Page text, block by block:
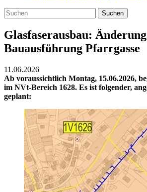
Suchen
Glasfaserausbau: Änderung
Bauausführung Pfarrgasse
11.06.2026
Ab voraussichtlich Montag, 15.06.2026,
im NVt-Bereich 1628. Es ist folgender,
geplant: